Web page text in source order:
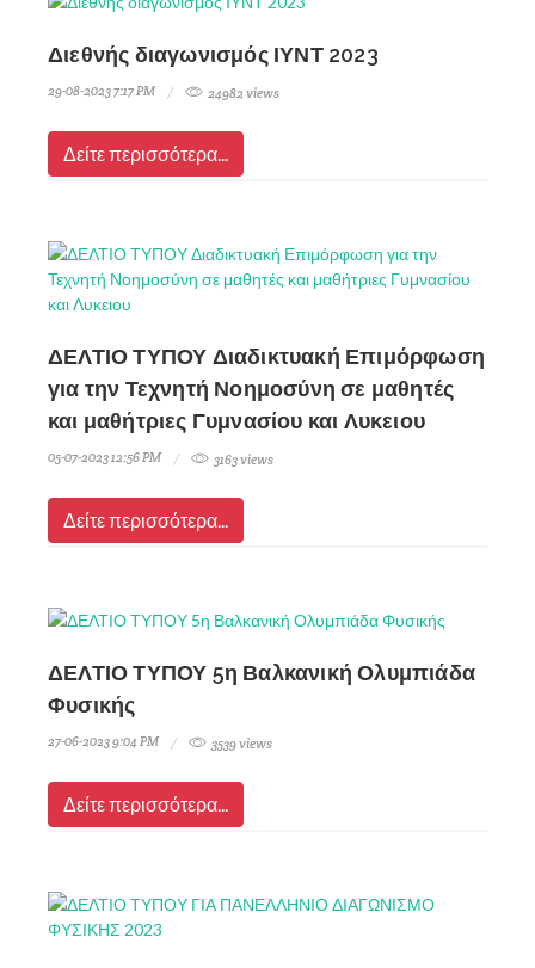
Διεθνής διαγωνισμός ΙΥΝΤ 2023
29-08-2023 7:17 PM 24982 views
Δείτε περισσότερα...
ΔΕΛΤΙΟ ΤΥΠΟΥ Διαδικτυακή Επιμόρφωση
για την Τεχνητή Νοημοσύνη σε μαθητές
και μαθήτριες Γυμνασίου και Λυκειου
05-07-2023 12:56 PM 3163 views
Δείτε περισσότερα...
ΔΕΛΤΙΟ ΤΥΠΟΥ 5η Βαλκανική Ολυμπιάδα
Φυσικής
27-06-2023 9:04 PM 3539 views
Δείτε περισσότερα...